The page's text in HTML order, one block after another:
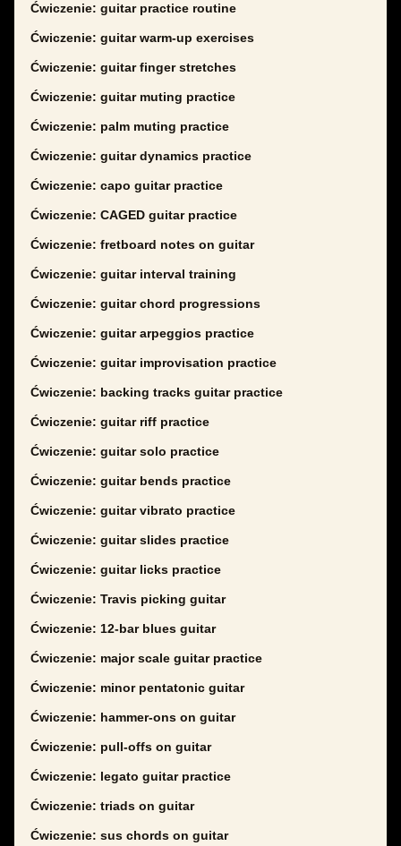
Ćwiczenie: guitar practice routine
Ćwiczenie: guitar warm-up exercises
Ćwiczenie: guitar finger stretches
Ćwiczenie: guitar muting practice
Ćwiczenie: palm muting practice
Ćwiczenie: guitar dynamics practice
Ćwiczenie: capo guitar practice
Ćwiczenie: CAGED guitar practice
Ćwiczenie: fretboard notes on guitar
Ćwiczenie: guitar interval training
Ćwiczenie: guitar chord progressions
Ćwiczenie: guitar arpeggios practice
Ćwiczenie: guitar improvisation practice
Ćwiczenie: backing tracks guitar practice
Ćwiczenie: guitar riff practice
Ćwiczenie: guitar solo practice
Ćwiczenie: guitar bends practice
Ćwiczenie: guitar vibrato practice
Ćwiczenie: guitar slides practice
Ćwiczenie: guitar licks practice
Ćwiczenie: Travis picking guitar
Ćwiczenie: 12-bar blues guitar
Ćwiczenie: major scale guitar practice
Ćwiczenie: minor pentatonic guitar
Ćwiczenie: hammer-ons on guitar
Ćwiczenie: pull-offs on guitar
Ćwiczenie: legato guitar practice
Ćwiczenie: triads on guitar
Ćwiczenie: sus chords on guitar